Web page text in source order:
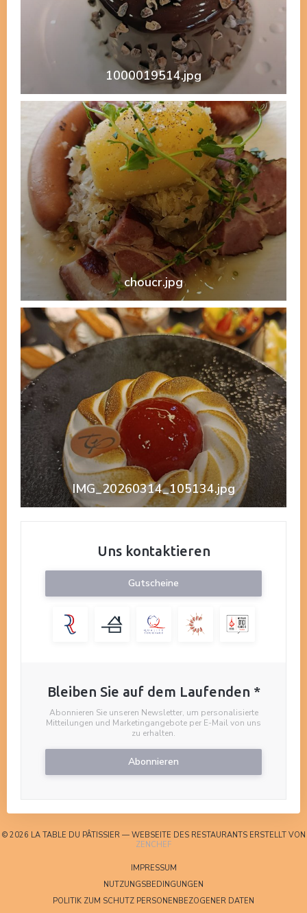
1000019514.jpg
choucr.jpg
IMG_20260314_105134.jpg
Uns kontaktieren
Gutscheine
Bleiben Sie auf dem Laufenden *
Abonnieren Sie unseren Newsletter, um personalisierte
Mitteilungen und Marketingangebote per E-Mail von uns
zu erhalten.
Abonnieren
© 2026 LA TABLE DU PÂTISSIER — WEBSEITE DES RESTAURANTS ERSTELLT VON
ZENCHEF((ÖFFNET EIN NEUES FENSTER))
IMPRESSUM((ÖFFNET EIN NEUES FENSTER))
NUTZUNGSBEDINGUNGEN
POLITIK ZUM SCHUTZ PERSONENBEZOGENER DATEN
La Table du Pâtissier